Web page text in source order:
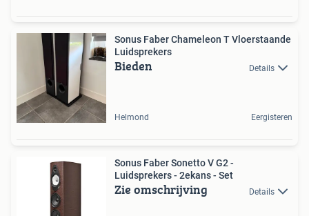
Sonus Faber Chameleon T Vloerstaande
Luidsprekers
Bieden Details
Helmond Eergisteren
Sonus Faber Sonetto V G2 -
Luidsprekers - 2ekans - Set
Zie omschrijving Details